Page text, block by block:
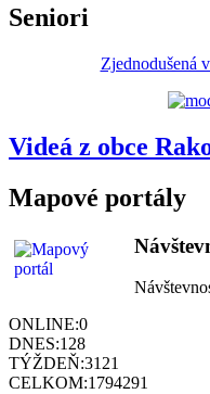
Seniori
Zjednodušená
Videá z obce
Mapové portály
ONLINE:0
DNES:128
TÝŽDEŇ:3121
CELKOM:1794291